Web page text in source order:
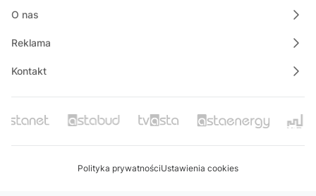
O nas
Reklama
Kontakt
Polityka prywatnościUstawienia cookies